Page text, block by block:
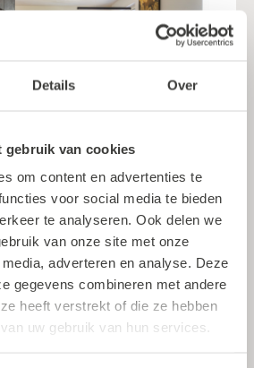
Details Over
gebruik van cookies
om content en advertenties te
voor social media te bieden
te analyseren. Ook delen we
van onze site met onze
adverteren en analyse. Deze
gegevens combineren met andere
heeft verstrekt of die ze hebben
uw gebruik van hun services.
wensen
was hun 3D-programma.
ze onze wensen
inclusief
van de keuken en
van kleurstaaltjes